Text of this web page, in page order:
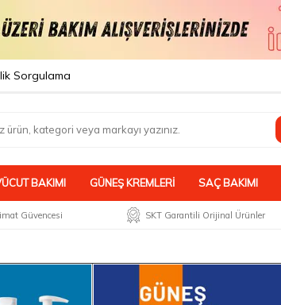
Sorgulama
BAKIMI GÜNEŞ KREMLERI SAÇ BAKIMI
Güvencesi SKT Garantili Orijinal Ürünler